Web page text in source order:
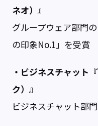
ネオ）』
グループウェア部門
の印象No.1」を受賞
・ビジネスチャット
ク）』
ビジネスチャット部